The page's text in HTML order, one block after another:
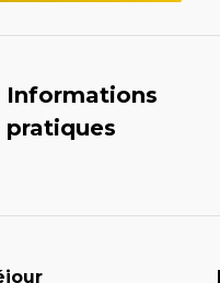
Informations
pratiques